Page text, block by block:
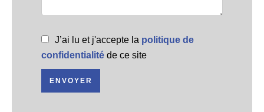
J’ai lu et j'accepte la politique de
confidentialité de ce site
ENVOYER